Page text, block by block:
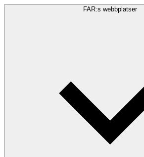
FAR:s webbplatser